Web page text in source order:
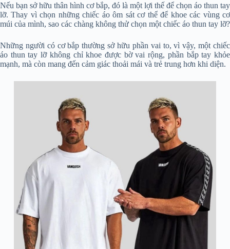
Nếu bạn sở hữu thân hình cơ bắp, đó là một lợi thế để chọn áo thun tay
lỡ. Thay vì chọn những chiếc áo ôm sát cơ thể để khoe các vùng cơ
múi của mình, sao các chàng không thử chọn một chiếc áo thun tay lỡ?
Những người có cơ bắp thường sở hữu phần vai to, vì vậy, một chiếc
áo thun tay lỡ không chỉ khoe được bờ vai rộng, phần bắp tay khỏe
mạnh, mà còn mang đến cảm giác thoải mái và trẻ trung hơn khi diện.